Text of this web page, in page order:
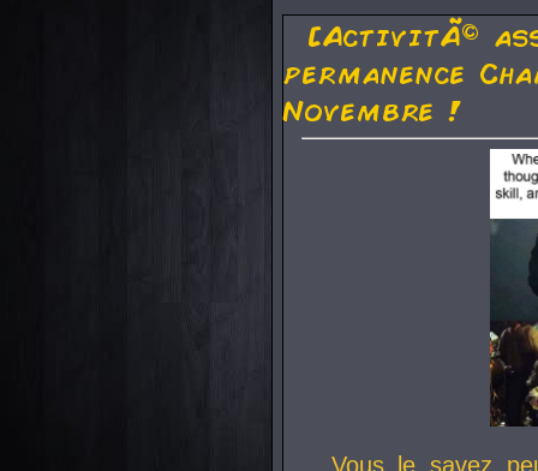
[ActivitÃ©
permanence
Novembre !
Vous le savez